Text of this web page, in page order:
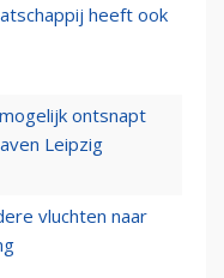
heeft ook
ontsnapt
Leipzig
vluchten naar